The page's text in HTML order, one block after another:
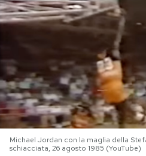
Sport
PODCAST
NEWSLETTER
I MIEI PREFERITI
Michael Jordan con la maglia della
schiacciata, 26 agosto 1985 (YouTube)